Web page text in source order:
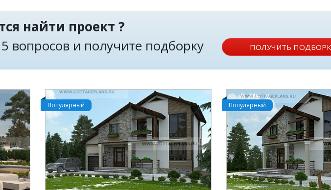
найти проект ?
вопросов и получите подборку
ПОЛУЧИТЬ
Популярный Популярный